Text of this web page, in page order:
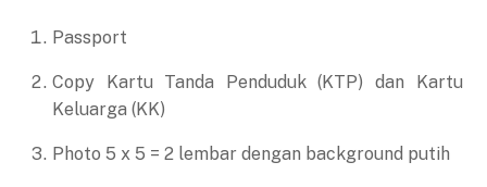
Passport
Copy Kartu Tanda Penduduk (KTP) dan Kartu
Keluarga (KK)
Photo 5 x 5 = 2 lembar dengan background putih